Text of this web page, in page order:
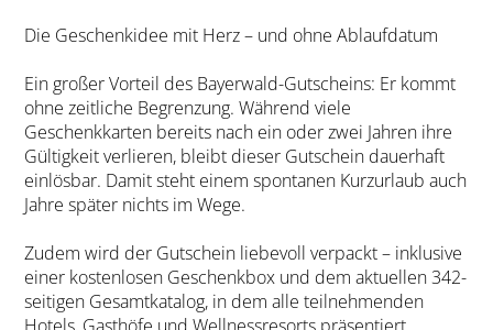
Die Geschenkidee mit Herz – und ohne Ablaufdatum
Ein großer Vorteil des Bayerwald-Gutscheins: Er kommt
ohne zeitliche Begrenzung. Während viele
Geschenkkarten bereits nach ein oder zwei Jahren ihre
Gültigkeit verlieren, bleibt dieser Gutschein dauerhaft
einlösbar. Damit steht einem spontanen Kurzurlaub auch
Jahre später nichts im Wege.
Zudem wird der Gutschein liebevoll verpackt – inklusive
einer kostenlosen Geschenkbox und dem aktuellen 342-
seitigen Gesamtkatalog, in dem alle teilnehmenden